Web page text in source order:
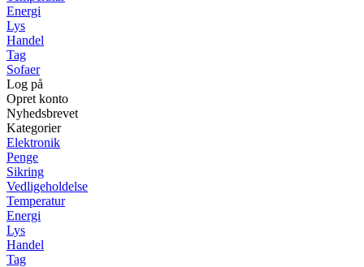
Energi
Lys
Handel
Tag
Sofaer
Log på
Opret konto
Nyhedsbrevet
Kategorier
Elektronik
Penge
Sikring
Vedligeholdelse
Temperatur
Energi
Lys
Handel
Tag